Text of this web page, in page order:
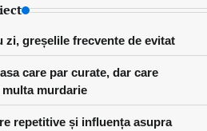
zi, greșelile frecvente de evitat
care par curate, dar care
multa murdarie
repetitive și influența asupra